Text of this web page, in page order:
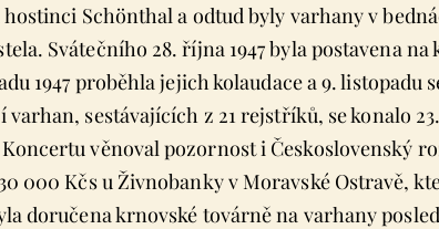
Schönthal a odtud byly varhany v
Svátečního 28. října 1947 byla postavena
1947 proběhla jejich kolaudace a 9.
sestávajících z 21 rejstříků, se konalo
věnoval pozornost i Československý
000 Kčs u Živnobanky v Moravské Ostravě,
doručena krnovské továrně na varhany